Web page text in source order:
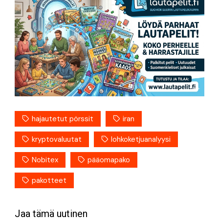
hajautetut pörssit iran
kryptovaluutat lohkoketjuanalyysi
Nobitex pääomapako
pakotteet
Jaa tämä uutinen